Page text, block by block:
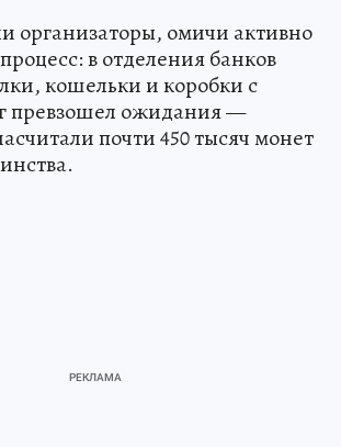
организаторы, омичи активно
в отделения банков
кошельки и коробки с
превзошел ожидания —
почти 450 тысяч монет